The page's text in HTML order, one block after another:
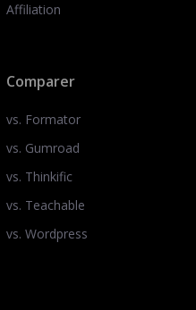
Affiliation
Comparer
vs. Formator
vs. Gumroad
vs. Thinkific
vs. Teachable
vs. Wordpress